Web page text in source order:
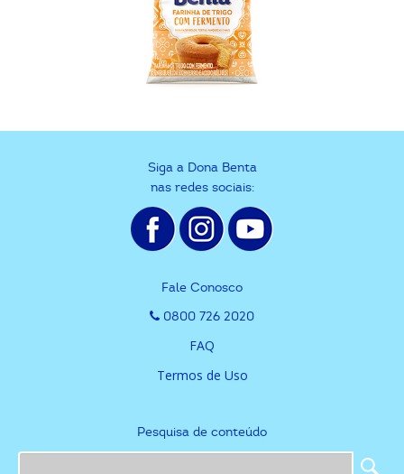
Siga a Dona Benta
nas redes sociais:
Fale Conosco
0800 726 2020
FAQ
Termos de Uso
Pesquisa de conteúdo